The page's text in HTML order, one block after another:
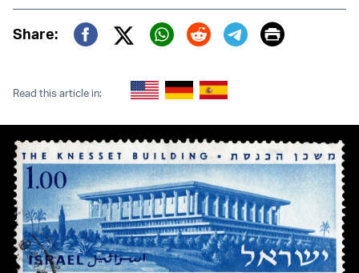
Share:
Twitter (X)
Print
Read this article in: